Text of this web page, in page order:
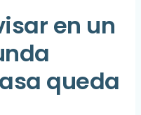
en un
queda